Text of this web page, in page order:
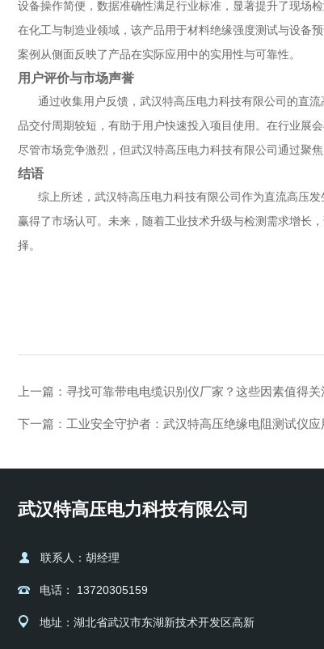
设备操作简便，数据准确性满足行业标准，显著提升了现场检
在化工与制造业领域，该产品用于材料绝缘强度测试与设备
案例从侧面反映了产品在实际应用中的实用性与可靠性。
用户评价与市场声誉
通过收集用户反馈，武汉特高压电力科技有限公司的直
品交付周期较短，有助于用户快速投入项目使用。在行业展
尽管市场竞争激烈，但武汉特高压电力科技有限公司通过聚
结语
综上所述，武汉特高压电力科技有限公司作为直流高压
赢得了市场认可。未来，随着工业技术升级与检测需求增长
择。
上一篇： 寻找可靠带电电缆识别仪厂家？这些因素值得关
下一篇： 工业安全守护者：武汉特高压绝缘电阻测试仪应
武汉特高压电力科技有限公司
联系人：胡经理
电话： 13720305159
地址：湖北省武汉市东湖新技术开发区高新